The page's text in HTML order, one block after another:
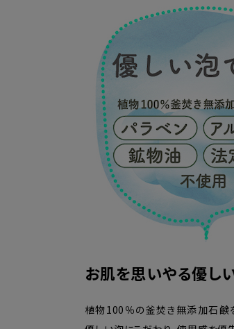
お肌を思いやる優し
植物100％の釜焚き無添加石鹸